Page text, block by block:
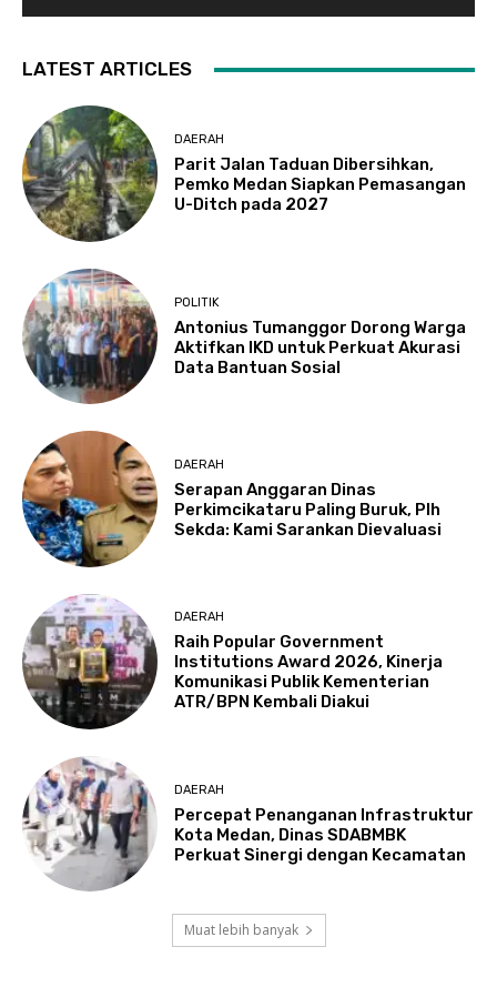
LATEST ARTICLES
DAERAH
Parit Jalan Taduan Dibersihkan,
Pemko Medan Siapkan Pemasangan
U-Ditch pada 2027
POLITIK
Antonius Tumanggor Dorong Warga
Aktifkan IKD untuk Perkuat Akurasi
Data Bantuan Sosial
DAERAH
Serapan Anggaran Dinas
Perkimcikataru Paling Buruk, Plh
Sekda: Kami Sarankan Dievaluasi
DAERAH
Raih Popular Government
Institutions Award 2026, Kinerja
Komunikasi Publik Kementerian
ATR/BPN Kembali Diakui
DAERAH
Percepat Penanganan Infrastruktur
Kota Medan, Dinas SDABMBK
Perkuat Sinergi dengan Kecamatan
Muat lebih banyak